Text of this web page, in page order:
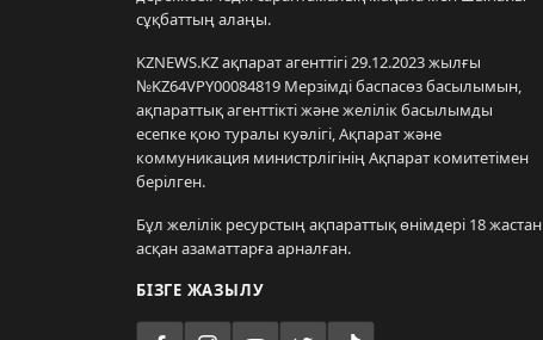
сұқбаттың алаңы.
KZNEWS.KZ ақпарат агенттігі 29.12.2023 жылғы
№KZ64VPY00084819 Мерзімді баспасөз басылымын,
ақпараттық агенттікті және желілік басылымды
есепке қою туралы куәлігі, Ақпарат және
коммуникация министрлігінің Ақпарат комитетімен
берілген.
Бұл желілік ресурстың ақпараттық өнімдері 18 жастан
асқан азаматтарға арналған.
БІЗГЕ ЖАЗЫЛУ